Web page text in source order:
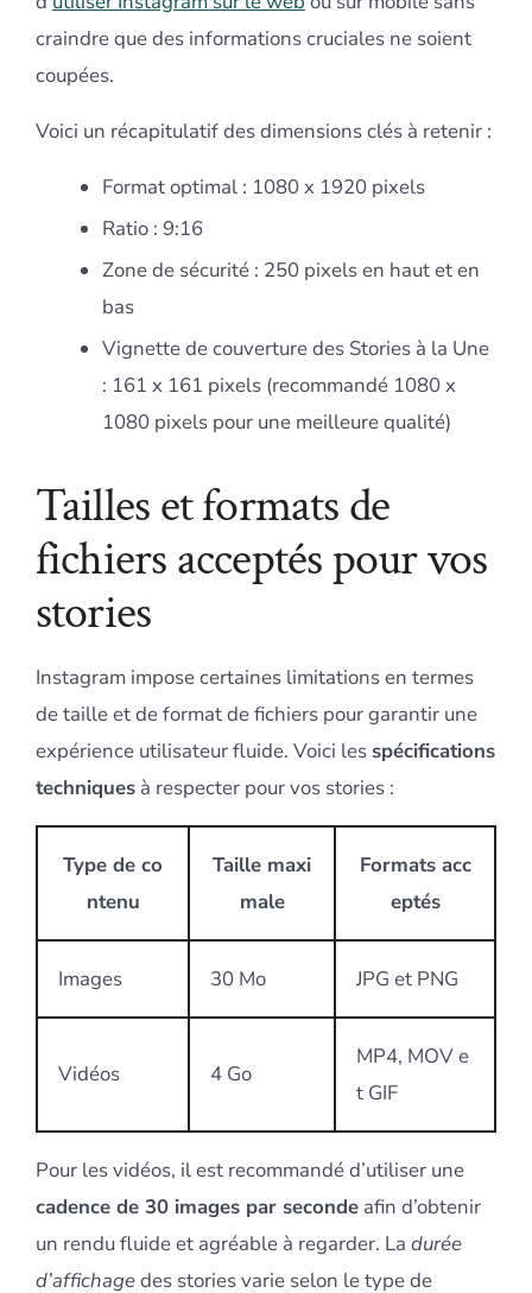
craindre que des informations cruciales ne soient
coupées.
Voici un récapitulatif des dimensions clés à retenir :
Format optimal : 1080 x 1920 pixels
Ratio : 9:16
Zone de sécurité : 250 pixels en haut et en
bas
Vignette de couverture des Stories à la Une
: 161 x 161 pixels (recommandé 1080 x
1080 pixels pour une meilleure qualité)
Tailles et formats de
fichiers acceptés pour vos
stories
Instagram impose certaines limitations en termes
de taille et de format de fichiers pour garantir une
expérience utilisateur fluide. Voici les spécifications
techniquesà respecter pour vos stories :
Type de co
ntenu
Taille maxi
male
Formats acc
eptés
Images 30 Mo JPG et PNG
Vidéos 4 Go
MP4, MOV e
t GIF
Pour les vidéos, il est recommandé d’utiliser une
cadence de 30 images par secondeafin d’obtenir
un rendu fluide et agréable à regarder. La durée
d’affichagedes stories varie selon le type de